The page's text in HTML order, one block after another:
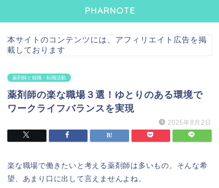
PHARNOTE
本サイトのコンテンツには、アフィリエイト広告を掲
載しております
薬剤師と就職・転職活動
薬剤師の楽な職場３選！ゆとりのある環境で
ワークライフバランスを実現
2025年8月2日
楽な職場で働きたいと考える薬剤師は多いもの。そんな希
望、あまり口に出して言えませんよね。